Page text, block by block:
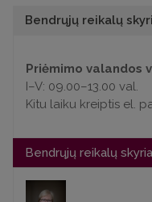
Bendrųjų reikalų
Priėmimo valandos
I–V: 09.00–13.00 val.
Kitu laiku kreiptis el.
Bendrųjų reikalų